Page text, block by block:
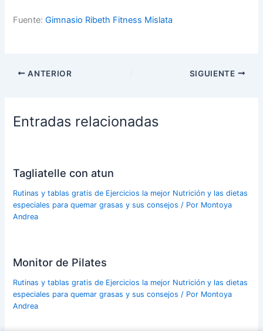
Fuente:Gimnasio Ribeth Fitness Mislata
ANTERIOR SIGUIENTE
Entradas relacionadas
Tagliatelle con atun
Rutinas y tablas gratis de Ejercicios la mejor Nutrición y las dietas
especiales para quemar grasas y sus consejos / Por Montoya
Andrea
Monitor de Pilates
Rutinas y tablas gratis de Ejercicios la mejor Nutrición y las dietas
especiales para quemar grasas y sus consejos / Por Montoya
Andrea